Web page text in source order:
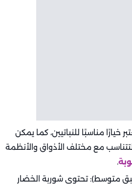
خيارًا مناسبًا للنباتيين، كما يمكن
مع مختلف الأذواق والأنظمة
.
متوسط): تحتوي شوربة الخضار